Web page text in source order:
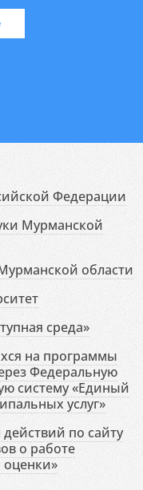
Федерации
Мурманской
области
среда»
на программы
Федеральную
систему «Единый
услуг»
по сайту
о работе